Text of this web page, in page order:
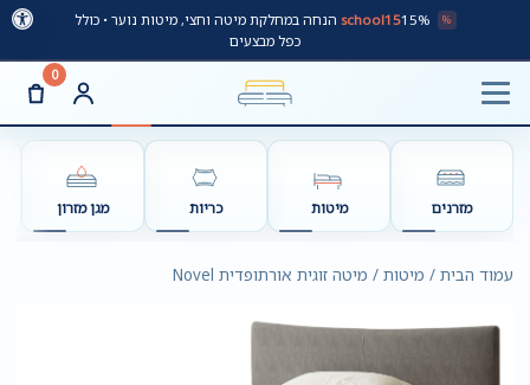
%
school15 15% הנחה במחלקת מיטה וחצי, מיטות נוער • כולל
כפל מבצעים
0
מזרנים מיטות כריות מגן מזרון
עמוד הבית / מיטות / מיטה זוגית אורתופדית Novel